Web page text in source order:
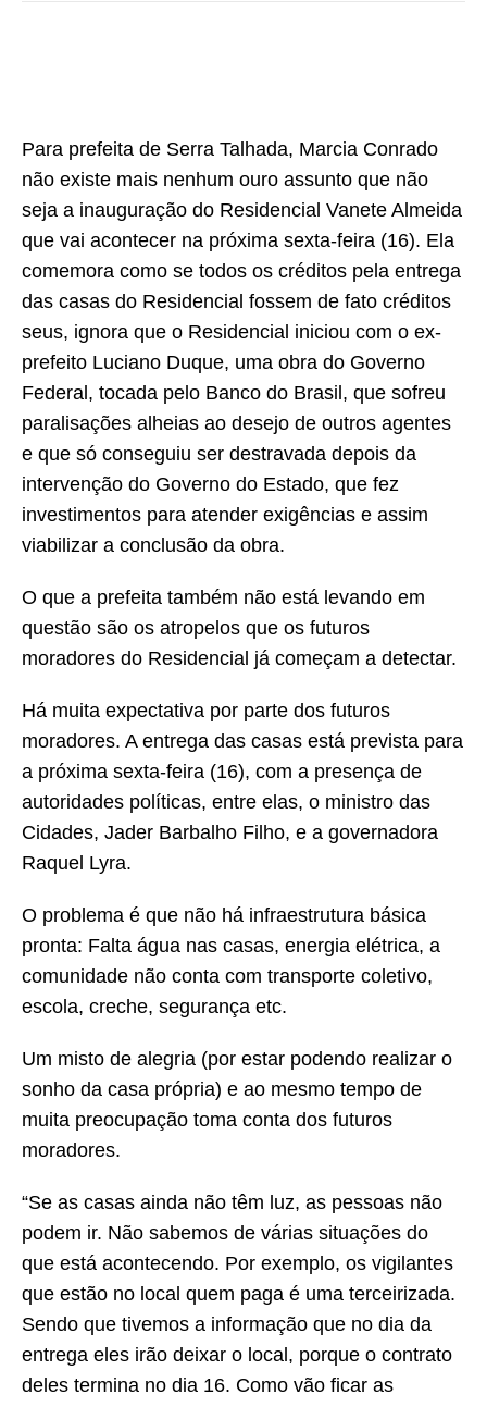
Para prefeita de Serra Talhada, Marcia Conrado
não existe mais nenhum ouro assunto que não
seja a inauguração do Residencial Vanete Almeida
que vai acontecer na próxima sexta-feira (16). Ela
comemora como se todos os créditos pela entrega
das casas do Residencial fossem de fato créditos
seus, ignora que o Residencial iniciou com o ex-
prefeito Luciano Duque, uma obra do Governo
Federal, tocada pelo Banco do Brasil, que sofreu
paralisações alheias ao desejo de outros agentes
e que só conseguiu ser destravada depois da
intervenção do Governo do Estado, que fez
investimentos para atender exigências e assim
viabilizar a conclusão da obra.
O que a prefeita também não está levando em
questão são os atropelos que os futuros
moradores do Residencial já começam a detectar.
Há muita expectativa por parte dos futuros
moradores. A entrega das casas está prevista para
a próxima sexta-feira (16), com a presença de
autoridades políticas, entre elas, o ministro das
Cidades, Jader Barbalho Filho, e a governadora
Raquel Lyra.
O problema é que não há infraestrutura básica
pronta: Falta água nas casas, energia elétrica, a
comunidade não conta com transporte coletivo,
escola, creche, segurança etc.
Um misto de alegria (por estar podendo realizar o
sonho da casa própria) e ao mesmo tempo de
muita preocupação toma conta dos futuros
moradores.
“Se as casas ainda não têm luz, as pessoas não
podem ir. Não sabemos de várias situações do
que está acontecendo. Por exemplo, os vigilantes
que estão no local quem paga é uma terceirizada.
Sendo que tivemos a informação que no dia da
entrega eles irão deixar o local, porque o contrato
deles termina no dia 16. Como vão ficar as